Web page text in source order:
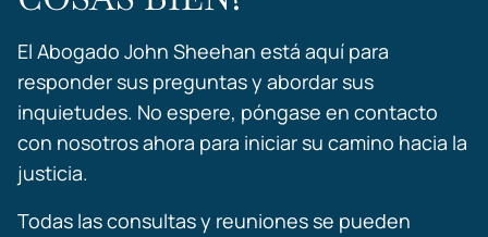
El Abogado John Sheehan está aquí para
responder sus preguntas y abordar sus
inquietudes. No espere, póngase en contacto
con nosotros ahora para iniciar su camino hacia la
justicia.
Todas las consultas y reuniones se pueden